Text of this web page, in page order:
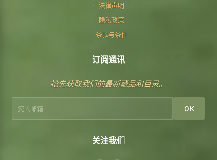
法律声明
隐私政策
条款与条件
订阅通讯
抢先获取我们的最新藏品和目录。
OK
关注我们